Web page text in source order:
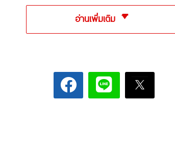
อ่านเพิ่มเติม